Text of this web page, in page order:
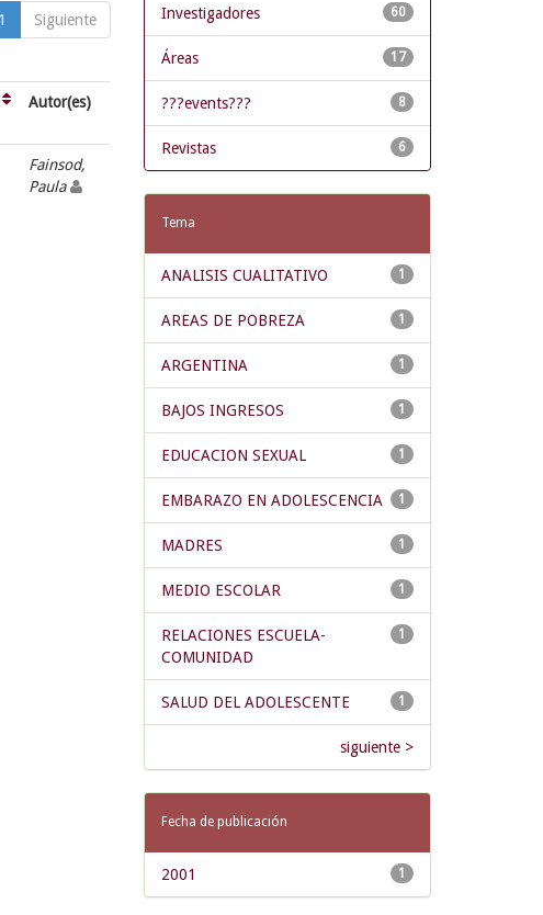
1 Siguiente
Autor(es)
Fainsod,
Paula
60
Investigadores
17
Áreas
8
???events???
6
Revistas
Tema
1
ANALISIS CUALITATIVO
1
AREAS DE POBREZA
1
ARGENTINA
1
BAJOS INGRESOS
1
EDUCACION SEXUAL
1
EMBARAZO EN ADOLESCENCIA
1
MADRES
1
MEDIO ESCOLAR
1
RELACIONES ESCUELA-
COMUNIDAD
1
SALUD DEL ADOLESCENTE
siguiente >
Fecha de publicación
1
2001